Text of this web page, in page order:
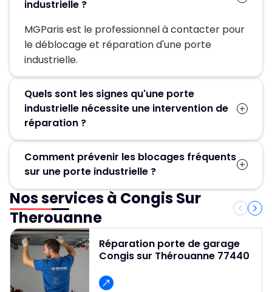
industrielle ?
MGParis est le professionnel à contacter pour
le déblocage et réparation d'une porte
industrielle.
Quels sont les signes qu'une porte
industrielle nécessite une intervention de
réparation ?
difficulté à manœuvrer la porte ou blocage
total ? Ce sont les signes qu’une réparation
est nécessaire. Contactez MGParis au 01 84 24
42 80 pour un diagnostic précis et un
dépannage rapide et efficace de votre porte
industrielle à Congis sur Thérouanne.
Comment prévenir les blocages fréquents
sur une porte industrielle ?
Pour éviter les blocages, un entretien régulier
est essentiel. Cela passe par le nettoyage, la
lubrification des pièces mobiles et une
inspection fréquente pour repérer les petits
dommages avant qu’ils ne deviennent graves.
Assurez-vous aussi que les pièces de rechange
soient de qualité et adaptées au modèle de ta
Nos services à Congis Sur
Therouanne
Réparation porte de garage
Congis sur Thérouanne 77440